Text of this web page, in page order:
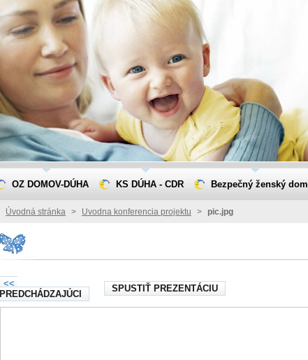
Úvodná stránka > Uvodna konferencia projektu > pic.jpg
<<
PREDCHÁDZAJÚCI
SPUSTIŤ PREZENTÁCIU
OZ DOMOV-DÚHA KS DÚHA - CDR Bezpečný ženský dom